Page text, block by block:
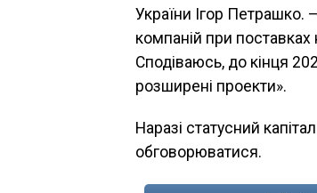
України Ігор Петрашко.
компаній при поставках
Сподіваюсь, до кінця
розширені проекти».
Наразі статусний
обговорюватися.